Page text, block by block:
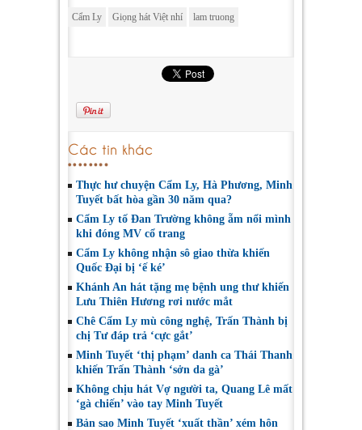
Cẩm Ly Giọng hát Việt nhí lam truong
Các tin khác
Thực hư chuyện Cẩm Ly, Hà Phương, Minh
Tuyết bất hòa gần 30 năm qua?
Cẩm Ly tố Đan Trường không ẵm nổi mình
khi đóng MV cổ trang
Cẩm Ly không nhận sô giao thừa khiến
Quốc Đại bị ‘ế ké’
Khánh An hát tặng mẹ bệnh ung thư khiến
Lưu Thiên Hương rơi nước mắt
Chê Cẩm Ly mù công nghệ, Trấn Thành bị
chị Tư đáp trả ‘cực gắt’
Minh Tuyết ‘thị phạm’ danh ca Thái Thanh
khiến Trấn Thành ‘sởn da gà’
Không chịu hát Vợ người ta, Quang Lê mất
‘gà chiến’ vào tay Minh Tuyết
Bản sao Minh Tuyết ‘xuất thần’ xém hôn